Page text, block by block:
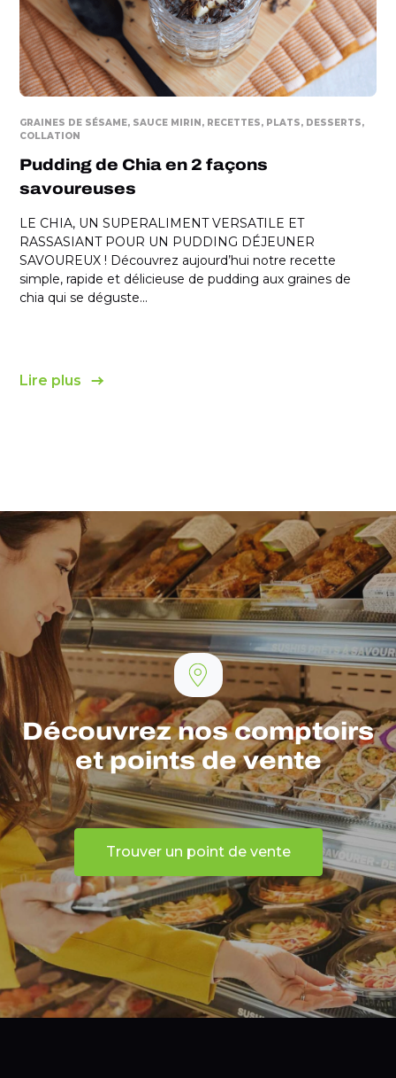
GRAINES DE SÉSAME SAUCE MIRIN RECETTES PLATS
DESSERTS
COLLATION
Pudding de Chia en 2 façons
savoureuses
LE CHIA, UN SUPERALIMENT VERSATILE ET
RASSASIANT POUR UN PUDDING DÉJEUNER
SAVOUREUX ! Découvrez aujourd’hui notre recette
simple, rapide et délicieuse de pudding aux graines de
chia qui se déguste...
Lire plus
Découvrez nos comptoirs
et points de vente
Trouver un point de vente